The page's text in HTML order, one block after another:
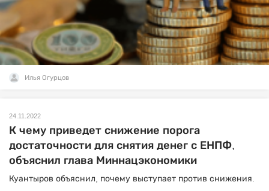
Илья Огурцов
24.11.2022
К чему приведет снижение порога
достаточности для снятия денег с ЕНПФ,
объяснил глава Миннацэкономики
Куантыров объяснил, почему выступает против снижения.